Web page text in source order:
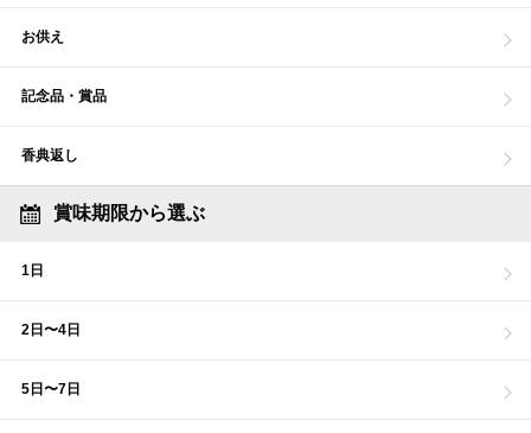
お供え
記念品・賞品
香典返し
賞味期限から選ぶ
1日
2日〜4日
5日〜7日